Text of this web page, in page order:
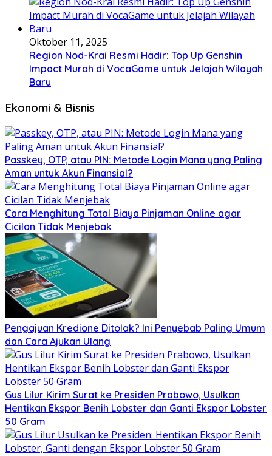
Oktober 11, 2025
Region Nod-Krai Resmi Hadir: Top Up Genshin
Impact Murah di VocaGame untuk Jelajah Wilayah
Baru
Ekonomi & Bisnis
Passkey, OTP, atau PIN: Metode Login Mana yang Paling
Aman untuk Akun Finansial?
Cara Menghitung Total Biaya Pinjaman Online agar
Cicilan Tidak Menjebak
Pengajuan Kredione Ditolak? Ini Penyebab Paling Umum
dan Cara Ajukan Ulang
Gus Lilur Kirim Surat ke Presiden Prabowo, Usulkan
Hentikan Ekspor Benih Lobster dan Ganti Ekspor Lobster
50 Gram